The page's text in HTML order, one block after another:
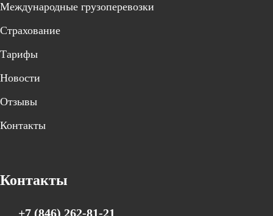
Международные грузоперевозки
Страхование
Тарифы
Новости
Отзывы
Контакты
Контакты
+7 (846) 262-81-21